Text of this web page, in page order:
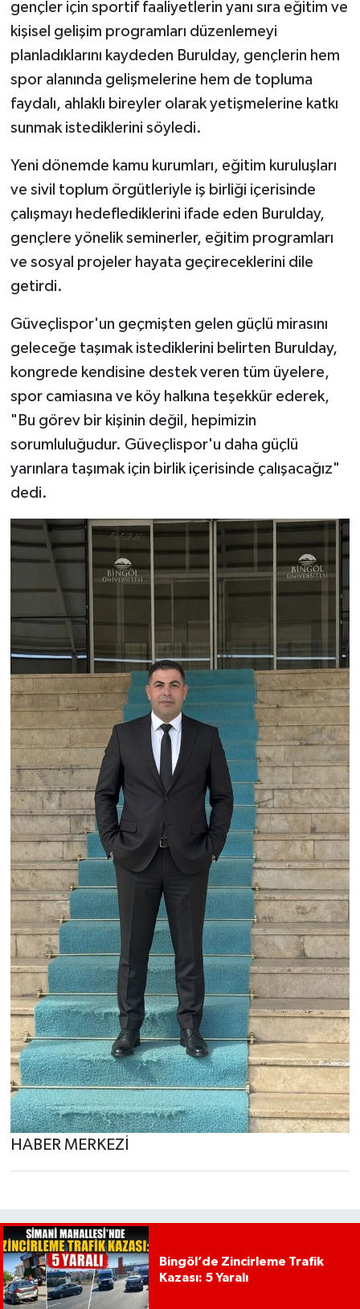
gençler için sportif faaliyetlerin yanı sıra eğitim ve
kişisel gelişim programları düzenlemeyi
planladıklarını kaydeden Burulday, gençlerin hem
spor alanında gelişmelerine hem de topluma
faydalı, ahlaklı bireyler olarak yetişmelerine katkı
sunmak istediklerini söyledi.
Yeni dönemde kamu kurumları, eğitim kuruluşları
ve sivil toplum örgütleriyle iş birliği içerisinde
çalışmayı hedeflediklerini ifade eden Burulday,
gençlere yönelik seminerler, eğitim programları
ve sosyal projeler hayata geçireceklerini dile
getirdi.
Güveçlispor'un geçmişten gelen güçlü mirasını
geleceğe taşımak istediklerini belirten Burulday,
kongrede kendisine destek veren tüm üyelere,
spor camiasına ve köy halkına teşekkür ederek,
"Bu görev bir kişinin değil, hepimizin
sorumluluğudur. Güveçlispor'u daha güçlü
yarınlara taşımak için birlik içerisinde çalışacağız"
dedi.
HABER MERKEZİ
Bingöl’de Zincirleme Trafik
Kazası: 5 Yaralı